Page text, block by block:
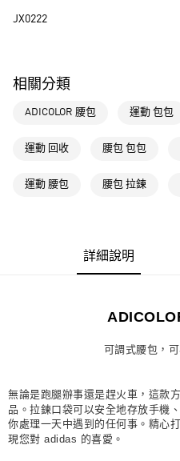
運送方式
付款後全家取貨
每筆NT$80，滿NT$1,500(含以上
萊爾富取貨付款
每筆NT$80，滿NT$1,500(含以上
付款後門市自取
每筆NT$80，滿NT$1,500(含以上)
JX0222
相關分類
ADICOLOR 腰包 運動 包包
運動 回收 腰包 包包
運動 腰包 腰包 拉鍊
詳細說明
可調式腰包，
無論是跑腿辦事還是趕火車，這款
品。拉鍊口袋可以安全地存放手機
你處理一天中遇到的任何事。精心
現您對 adidas 的喜愛。